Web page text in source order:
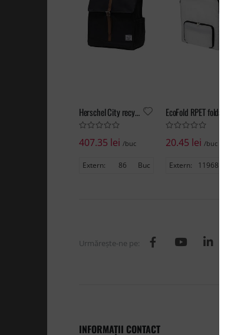
Herschel City recycled backpack 16L
407.35 lei /buc
Extern: 86 Buc
20.45 lei /buc
Extern: 11968
Urmăreşte-ne pe:
INFORMAŢII CONTACT